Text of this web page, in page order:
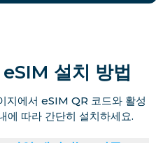
설치 방법
지에서 eSIM QR 코드와 활성
에 따라 간단히 설치하세요.